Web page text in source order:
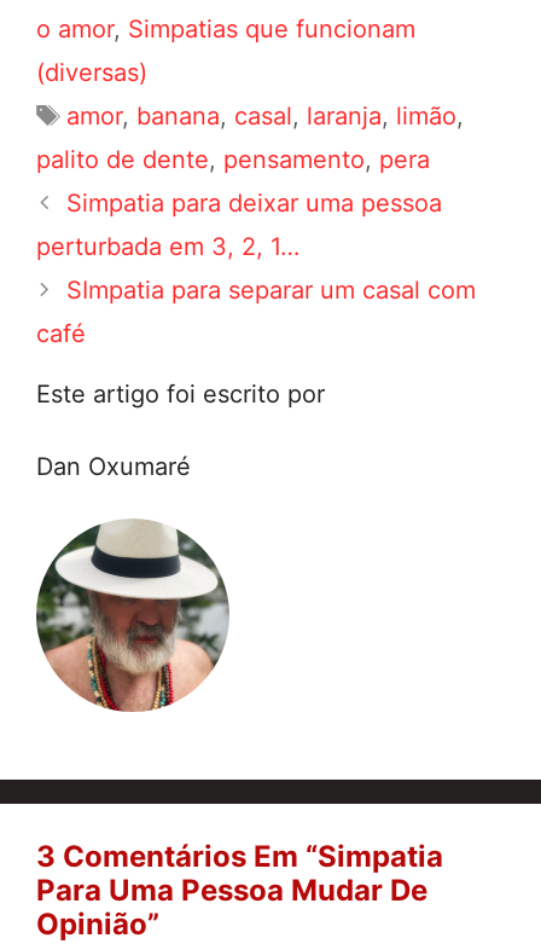
o amor, Simpatias que funcionam
(diversas)
Tags
amor, banana, casal, laranja, limão,
palito de dente, pensamento, pera
Navegação
de
Simpatia para deixar uma pessoa
perturbada em 3, 2, 1…
SImpatia para separar um casal com
café
Este artigo foi escrito por
Dan Oxumaré
3 Comentários Em “Simpatia
Para Uma Pessoa Mudar De
Opinião”